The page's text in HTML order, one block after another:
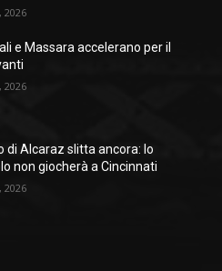
2026
e Massara accelerano per il
2026
di Alcaraz slitta ancora: lo
non giocherà a Cincinnati
2026